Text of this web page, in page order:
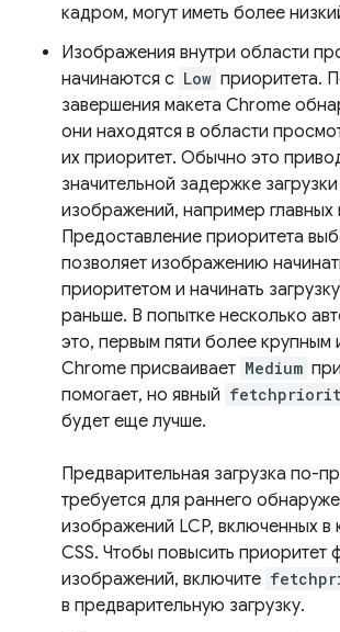
кадром, могут иметь более
Изображения внутри области
начинаются с Low приоритета.
завершения макета Chrome
они находятся в области
их приоритет. Обычно это
значительной задержке
изображений, например
Предоставление приоритета
позволяет изображению
приоритетом и начинать
раньше. В попытке несколько
это, первым пяти более
Chrome присваивает Medium
помогает, но явный
будет еще лучше.
Предварительная загрузка по-
требуется для раннего
изображений LCP, включенных в
CSS. Чтобы повысить приоритет
изображений, включите
в предварительную загрузку.